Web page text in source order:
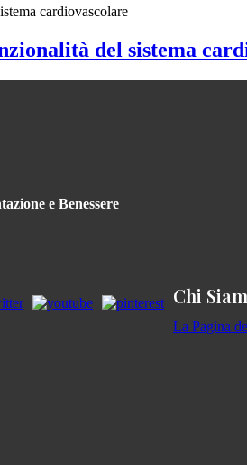
del sistema
e Benessere
Chi
La Pagina